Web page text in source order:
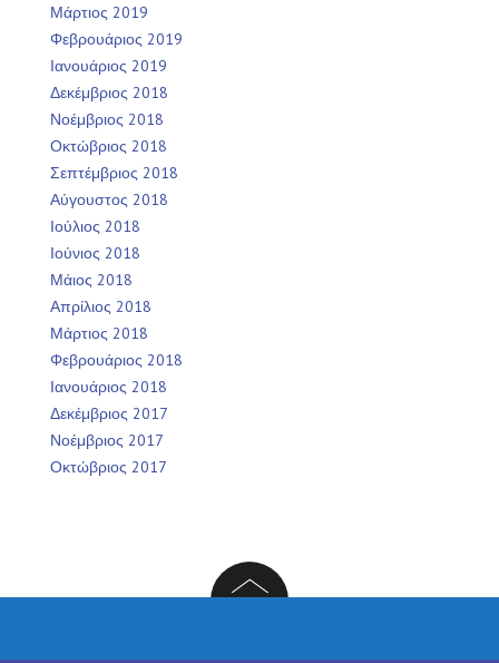
Μάρτιος 2019
Φεβρουάριος 2019
Ιανουάριος 2019
Δεκέμβριος 2018
Νοέμβριος 2018
Οκτώβριος 2018
Σεπτέμβριος 2018
Αύγουστος 2018
Ιούλιος 2018
Ιούνιος 2018
Μάιος 2018
Απρίλιος 2018
Μάρτιος 2018
Φεβρουάριος 2018
Ιανουάριος 2018
Δεκέμβριος 2017
Νοέμβριος 2017
Οκτώβριος 2017